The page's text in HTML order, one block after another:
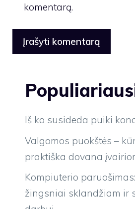
komentarą.
Iš ko susideda puiki
Valgomos puokštės –
praktiška dovana
Kompiuterio
žingsniai sklandžiam ir